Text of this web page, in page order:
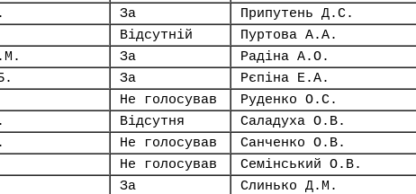
За Припутень Д.С.
Відсутній Пуртова А.А.
За Радіна А.О.
За Рєпіна Е.А.
Не голосував Руденко О.С.
Відсутня Саладуха О.В.
Не голосував Санченко О.В.
Не голосував Семінський О.В.
За Слинько Д.М.